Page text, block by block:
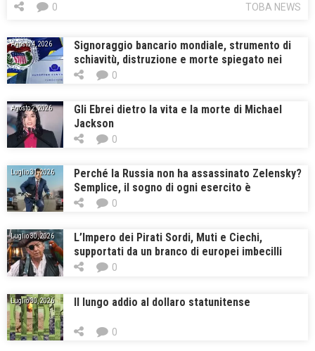
TOBA NEWS
0
Agosto 4, 2026
Signoraggio bancario mondiale, strumento di
schiavitù, distruzione e morte spiegato nei
dettagli, ecco come fanno a farla franca e chi
0
Agosto 2, 2026
Gli Ebrei dietro la vita e la morte di Michael
Jackson
0
Luglio 31, 2026
Perché la Russia non ha assassinato Zelensky?
Semplice, il sogno di ogni esercito è
combattere contro un idiota!
0
Luglio 30, 2026
L’Impero dei Pirati Sordi, Muti e Ciechi,
supportati da un branco di europei imbecilli
0
Luglio 30, 2026 Il lungo addio al dollaro statunitense
0